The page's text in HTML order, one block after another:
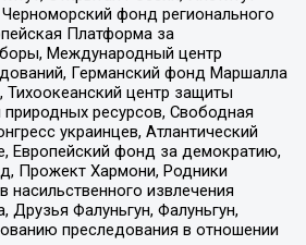
фонд регионального
Платформа за
Международный центр
Германский фонд Маршалла
центр защиты
ресурсов, Свободная
украинцев, Атлантический
Европейский фонд за демократию,
Прожект Хармони, Родники
насильственного извлечения
Друзья Фалуньгун, Фалуньгун,
преследования в отношении